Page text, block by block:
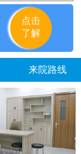
点击
了解
来院路线